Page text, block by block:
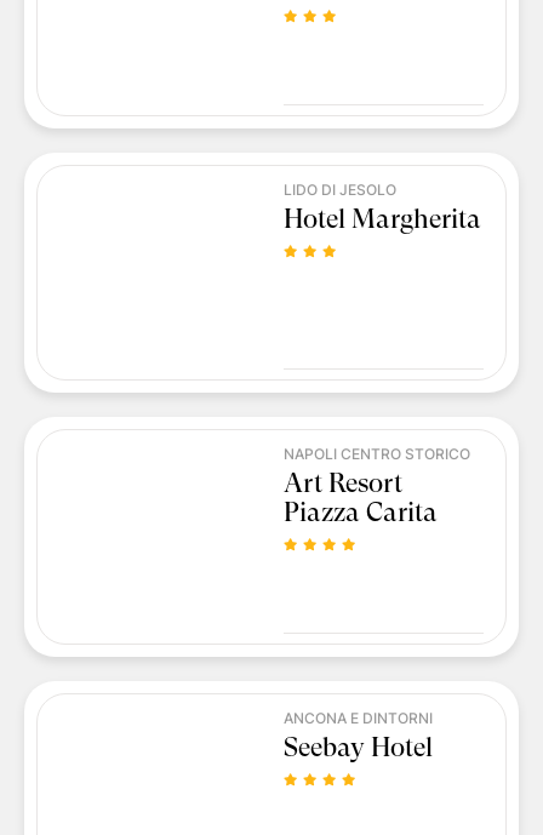
LIDO DI JESOLO
Hotel Margherita
NAPOLI CENTRO STORICO
Art Resort
Piazza Carita
ANCONA E DINTORNI
Seebay Hotel